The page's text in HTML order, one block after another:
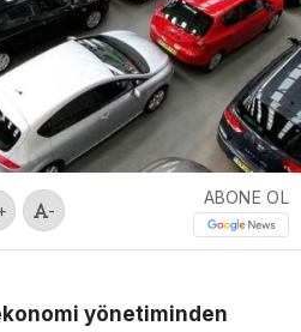
-
ABONE OL
yönetiminden